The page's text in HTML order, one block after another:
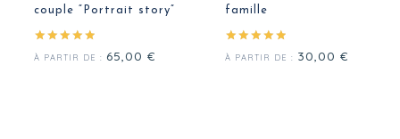
couple “Portrait story”
Note
5.00
À PARTIR DE : 65,00 €
famille
Note
5.00
À PARTIR DE : 30,00 €